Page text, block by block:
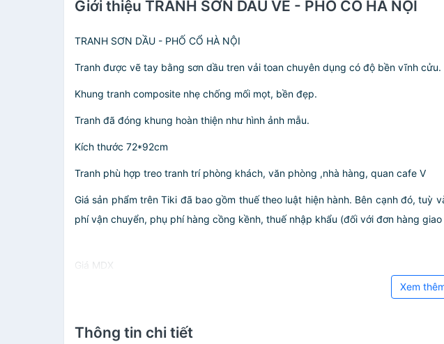
Giới thiệu TRANH SƠN DẦU VẼ - PHỐ CỔ HÀ NỘI
TRANH SƠN DẦU - PHỐ CỔ HÀ NỘI
Tranh được vẽ tay bằng sơn dầu tren vải toan chuyên dụng có độ bền vĩnh cửu.
Khung tranh composite nhẹ chống mối mọt, bền đẹp.
Tranh đã đóng khung hoàn thiện như hình ảnh mẫu.
Kích thước 72*92cm
Tranh phù hợp treo tranh trí phòng khách, văn phòng ,nhà hàng, quan cafe V
Giá sản phẩm trên Tiki đã bao gồm thuế theo luật hiện hành. Bên cạnh đó,
phí vận chuyển, phụ phí hàng cồng kềnh, thuế nhập khẩu (đối với đơn hàng
Giá MDX
Xem
Thông tin chi tiết